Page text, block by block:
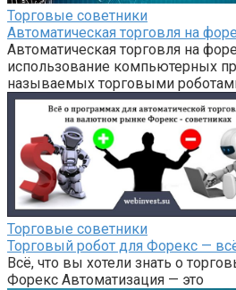
Торговые советники
Автоматическая торговля на
Автоматическая торговля на
использование компьютерных
называемых торговыми
Торговые советники
Торговый робот для Форекс —
Всё, что вы хотели знать о
Форекс Автоматизация — это